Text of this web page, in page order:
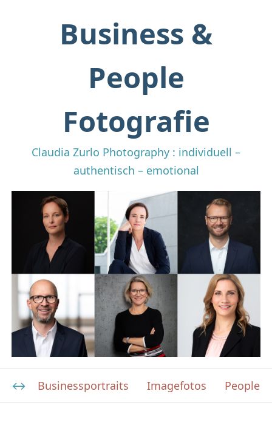
Business &
People
Fotografie
Claudia Zurlo Photography : individuell –
authentisch – emotional
Businessportraits Imagefotos People